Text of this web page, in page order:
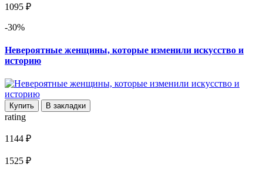
1095 ₽
-30%
Невероятные женщины, которые изменили искусство и
историю
Купить В закладки
rating
1144 ₽
1525 ₽